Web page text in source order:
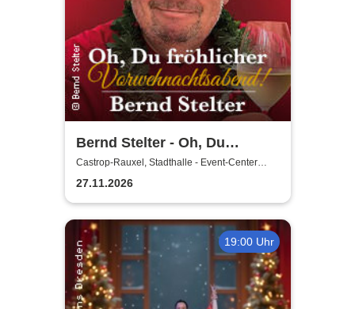
Bernd Stelter - Oh, Du
fröhlicher
Vorweihnachtsabend! 2026
Castrop-Rauxel, Stadthalle - Event-Center
Castrop-Rauxel
27.11.2026
19:00 Uhr